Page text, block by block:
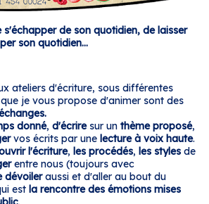
de son quotidien, de laisser
son quotidien...
ateliers d'écriture, sous différentes
je vous propose d'animer sont des
donné, d'écriresur unthème proposé,
vos écrits par une lecture à voix haute.
l'écriture, les procédés, les stylesde
entre nous (toujours avec
dévoileraussi et d'aller au bout du
est la rencontre des émotions mises